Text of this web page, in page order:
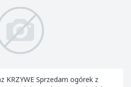
KRZYWE Sprzedam ogórek z